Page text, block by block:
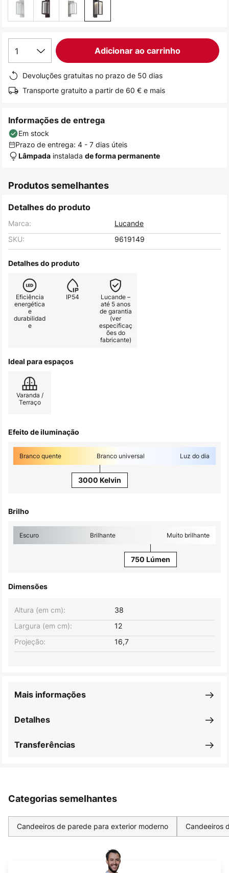
1 Adicionar ao carrinho
Devoluções gratuitas no prazo de 50 dias
Transporte gratuito a partir de 60 € e mais
Informações de entrega
Em stock
Prazo de entrega: 4 - 7 dias úteis
Lâmpada instalada de forma permanente
Produtos semelhantes
Detalhes do produto
Marca:
Lucande
SKU:
9619149
Detalhes do produto
Eficiência
energética
e
durabilidad
e
IP54
Lucande –
até 5 anos
de garantia
(ver
especificaç
ões do
fabricante)
Ideal para espaços
Varanda /
Terraço
Efeito de iluminação
Branco quente Branco universal Luz do dia
3000 Kelvin
Brilho
Escuro Brilhante Muito brilhante
750 Lúmen
Dimensões
Largura (em cm): 12
Altura (em cm): 38
Projeção: 16,7
Detalhes
Mais informações
Transferências
Categorias semelhantes
Candeeiros de parede para exterior moderno Candeeiros